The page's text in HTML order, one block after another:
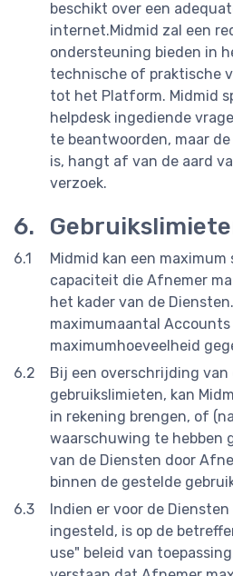
beschikt over een
internet.Midmid zal een
ondersteuning bieden in
technische of praktische
tot het Platform. Midmid
helpdesk ingediende
te beantwoorden, maar
is, hangt af van de aard
verzoek.
Midmid kan een maximum
capaciteit die Afnemer
het kader van de
maximumaantal
maximumhoeveelheid
Bij een overschrijding
gebruikslimieten, kan
in rekening brengen, of
waarschuwing te hebben
van de Diensten door
binnen de gestelde
Indien er voor de
ingesteld, is op de
use" beleid van